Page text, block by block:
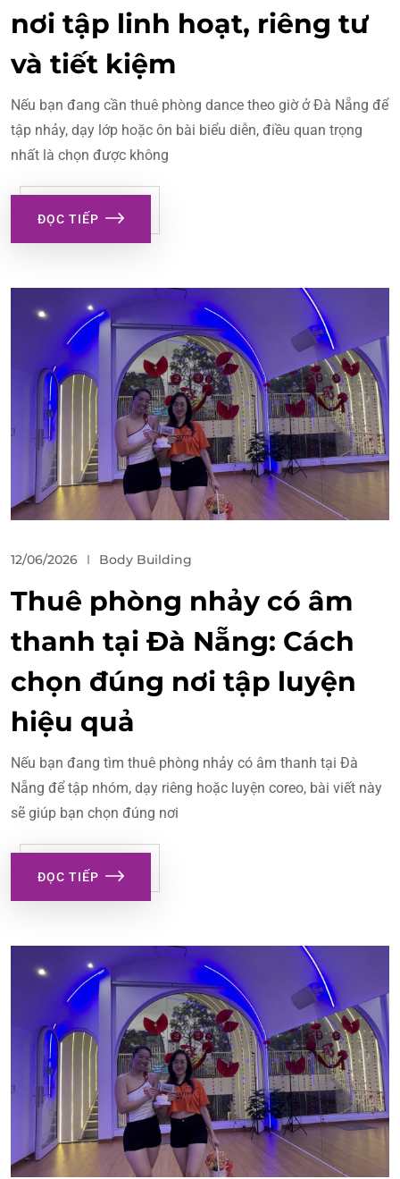
nơi tập linh hoạt, riêng tư
và tiết kiệm
Nếu bạn đang cần thuê phòng dance theo giờ ở Đà Nẵng để
tập nhảy, dạy lớp hoặc ôn bài biểu diễn, điều quan trọng
nhất là chọn được không
ĐỌC TIẾP
12/06/2026 Body Building
Thuê phòng nhảy có âm
thanh tại Đà Nẵng: Cách
chọn đúng nơi tập luyện
hiệu quả
Nếu bạn đang tìm thuê phòng nhảy có âm thanh tại Đà
Nẵng để tập nhóm, dạy riêng hoặc luyện coreo, bài viết này
sẽ giúp bạn chọn đúng nơi
ĐỌC TIẾP